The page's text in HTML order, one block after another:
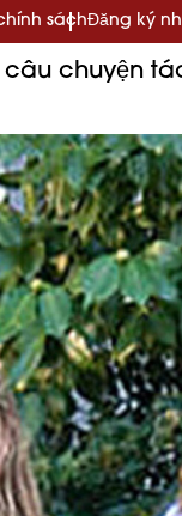
sáchĐăng ký
câu chuyện